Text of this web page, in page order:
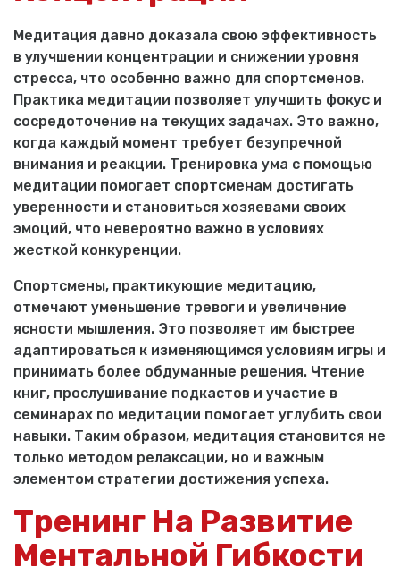
Медитация давно доказала свою эффективность
в улучшении концентрации и снижении уровня
стресса, что особенно важно для спортсменов.
Практика медитации позволяет улучшить фокус и
сосредоточение на текущих задачах. Это важно,
когда каждый момент требует безупречной
внимания и реакции. Тренировка ума с помощью
медитации помогает спортсменам достигать
уверенности и становиться хозяевами своих
эмоций, что невероятно важно в условиях
жесткой конкуренции.
Спортсмены, практикующие медитацию,
отмечают уменьшение тревоги и увеличение
ясности мышления. Это позволяет им быстрее
адаптироваться к изменяющимся условиям игры и
принимать более обдуманные решения. Чтение
книг, прослушивание подкастов и участие в
семинарах по медитации помогает углубить свои
навыки. Таким образом, медитация становится не
только методом релаксации, но и важным
элементом стратегии достижения успеха.
Тренинг На Развитие
Ментальной Гибкости